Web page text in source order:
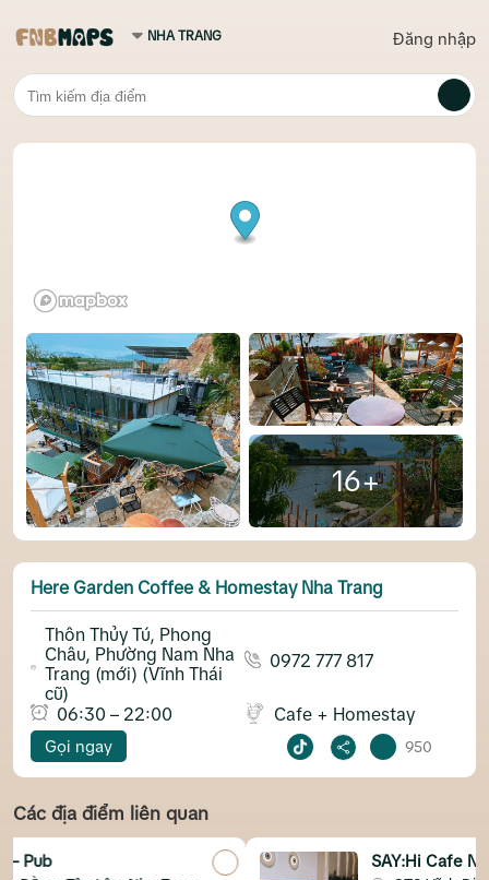
Đăng nhập
16+
Here Garden Coffee & Homestay Nha Trang
Thôn Thủy Tú, Phong
Châu, Phường Nam Nha
Trang (mới) (Vĩnh Thái
cũ)
0972 777 817
06:30 – 22:00 Cafe + Homestay
Gọi ngay 950
Các địa điểm liên quan
SAY:Hi Cafe Nha Trang